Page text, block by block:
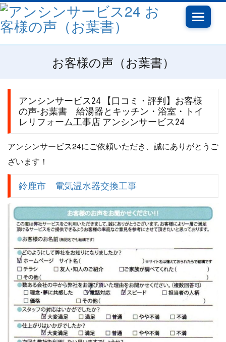
Toggle
お客様の声（お葉書）
アンシンサービス24 【口コミ・評判】お客様
の声-お葉書 給湯器とキッチン・浴室・トイ
レリフォーム工事店 アンシンサービス24
アンシンサービス24にご依頼いただき、誠にありがとうご
ざいます！
鈴鹿市 電気温水器交換工事